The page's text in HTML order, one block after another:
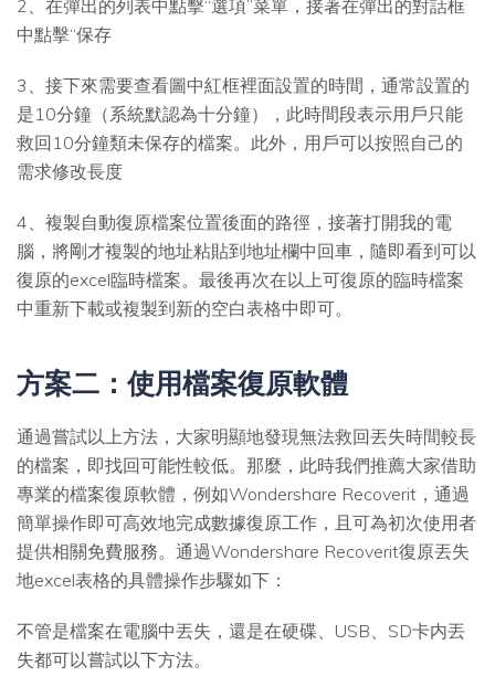
2、在彈出的列表中點擊“選項”菜單，接著在彈出的對話框
中點擊“保存
3、接下來需要查看圖中紅框裡面設置的時間，通常設置的
是10分鐘（系統默認為十分鐘），此時間段表示用戶只能
救回10分鐘類未保存的檔案。此外，用戶可以按照自己的
需求修改長度
4、複製自動復原檔案位置後面的路徑，接著打開我的電
腦，將剛才複製的地址粘貼到地址欄中回車，隨即看到可以
復原的excel臨時檔案。最後再次在以上可復原的臨時檔案
中重新下載或複製到新的空白表格中即可。
方案二：使用檔案復原軟體
通過嘗試以上方法，大家明顯地發現無法救回丟失時間較長
的檔案，即找回可能性較低。那麼，此時我們推薦大家借助
專業的檔案復原軟體，例如Wondershare Recoverit ，通過
簡單操作即可高效地完成數據復原工作，且可為初次使用者
提供相關免費服務。通過Wondershare Recoverit復原丟失
地excel表格的具體操作步驟如下：
不管是檔案在電腦中丟失，還是在硬碟、USB、SD卡内丟
失都可以嘗試以下方法。